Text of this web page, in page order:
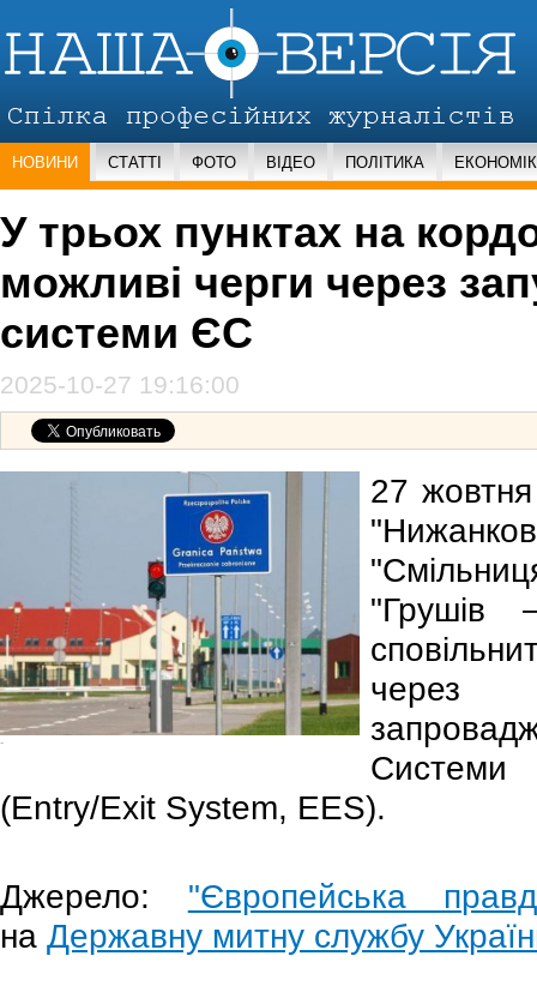
НОВИНИ СТАТТІ ФОТО ВІДЕО ПОЛІТИКА
У трьох пунктах на
можливі черги через
системи ЄС
2025-10-27 19:16:00
-
27
"Грушів
через
(Entry/Exit System, EES).
Джерело: "Європейська
на Державну митну службу